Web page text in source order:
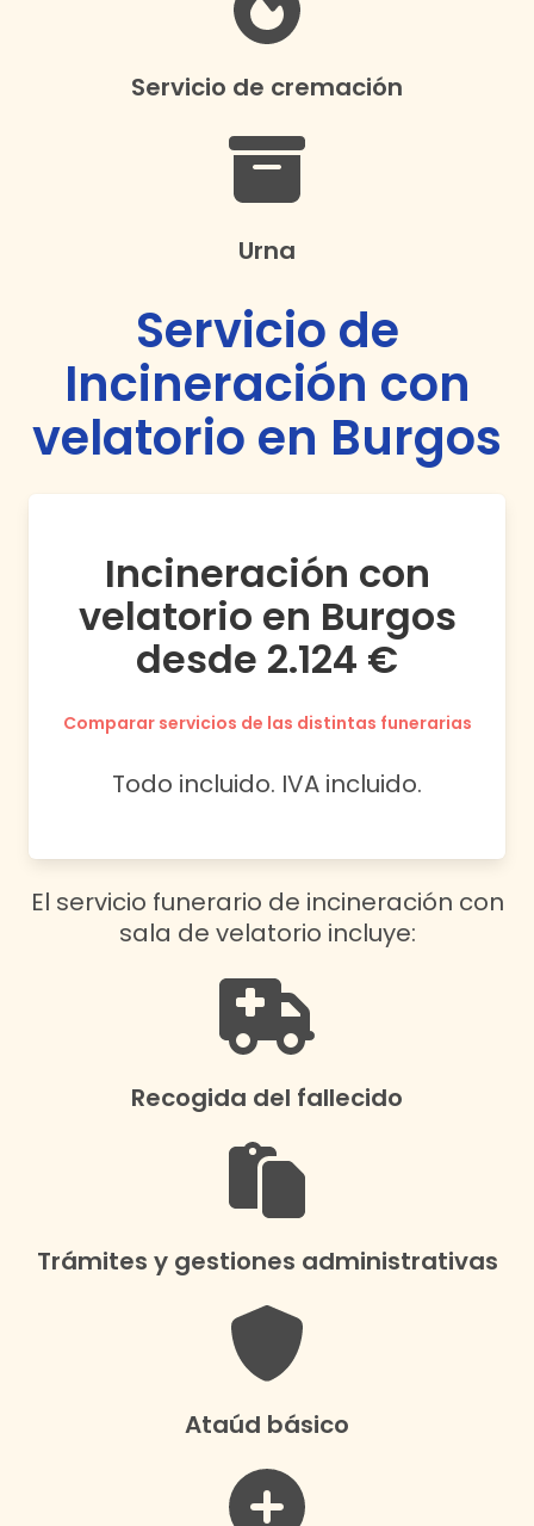
Servicio de cremación
Urna
Servicio de
Incineración con
velatorio en Burgos
Incineración con
velatorio en Burgos
desde 2.124 €
Comparar servicios de las distintas funerarias
Todo incluido. IVA incluido.
El servicio funerario de incineración con
sala de velatorio incluye:
Recogida del fallecido
Trámites y gestiones administrativas
Ataúd básico